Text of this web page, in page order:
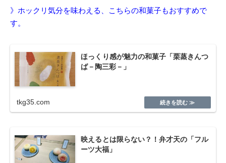
》ホックリ気分を味わえる、こちらの和菓子もおすすめで
す。
ほっくり感が魅力の和菓子「栗蒸きんつ
ば－陶三彩－」
tkg35.com
映えるとは限らない？！弁才天の「フル
ーツ大福」